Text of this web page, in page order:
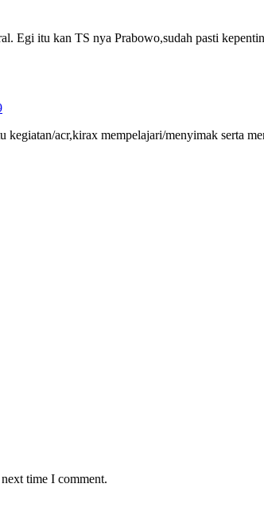
Egi itu kan TS nya Prabowo,sudah pasti
kegiatan/acr,kirax mempelajari/menyimak serta
time I comment.